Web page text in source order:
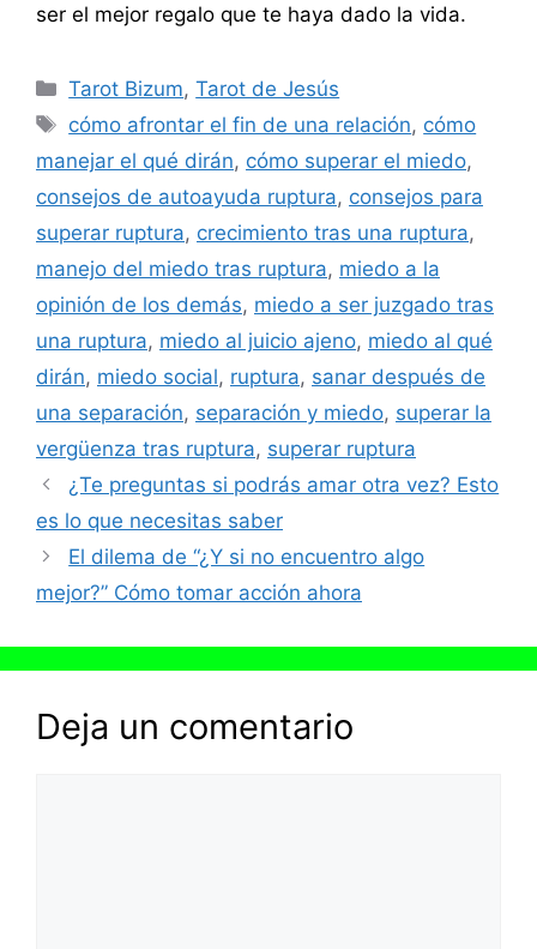
ser el mejor regalo que te haya dado la vida.
Categorías
Tarot Bizum,Tarot de Jesús
Etiquetas
cómo afrontar el fin de una relación, cómo
manejar el qué dirán, cómo superar el miedo,
consejos de autoayuda ruptura, consejos para
superar ruptura, crecimiento tras una ruptura,
manejo del miedo tras ruptura, miedo a la
opinión de los demás, miedo a ser juzgado tras
una ruptura, miedo al juicio ajeno, miedo al qué
dirán, miedo social, ruptura, sanar después de
una separación, separación y miedo, superar la
vergüenza tras ruptura, superar ruptura
¿Te preguntas si podrás amar otra vez? Esto
es lo que necesitas saber
El dilema de “¿Y si no encuentro algo
mejor?” Cómo tomar acción ahora
Deja un comentario